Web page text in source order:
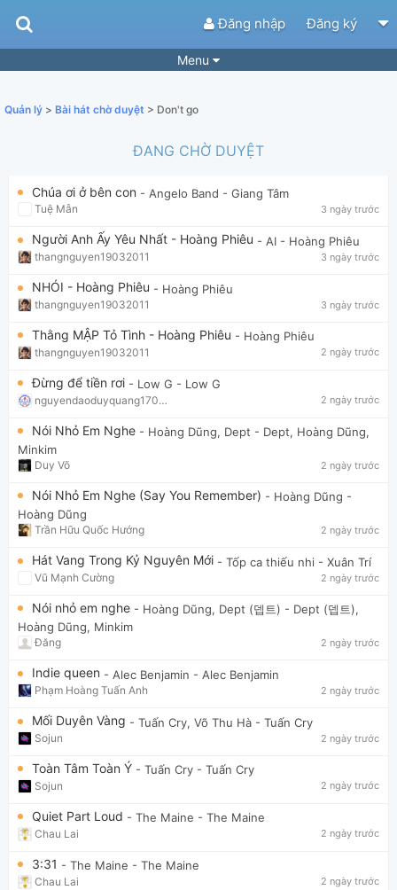
Đăng nhập Đăng ký
Menu
Tìm theo hợp âm Tải ứng dụng
Yêu cầu hợp âm
Khóa học
Tắt quảng cáo
Quản lý > Bài hát chờ duyệt > Don't go
ĐANG CHỜ DUYỆT
Chúa ơi ở bên con - Angelo Band - Giang Tâm
Tuệ Mẫn 3 ngày trước
Người Anh Ấy Yêu Nhất - Hoàng Phiêu - AI - Hoàng Phiêu
thangnguyen19032011 3 ngày trước
NHÓI - Hoàng Phiêu - Hoàng Phiêu
thangnguyen19032011 3 ngày trước
Thằng MẬP Tỏ Tình - Hoàng Phiêu - Hoàng Phiêu
thangnguyen19032011 2 ngày trước
Đừng để tiền rơi - Low G - Low G
nguyendaoduyquang17021 2 ngày trước
Nói Nhỏ Em Nghe - Hoàng Dũng, Dept - Dept, Hoàng Dũng,
Minkim
Duy Võ 2 ngày trước
Nói Nhỏ Em Nghe (Say You Remember) - Hoàng Dũng -
Hoàng Dũng
Trần Hữu Quốc Hướng 2 ngày trước
Hát Vang Trong Kỷ Nguyên Mới - Tốp ca thiếu nhi - Xuân Trí
Vũ Mạnh Cường 2 ngày trước
Nói nhỏ em nghe - Hoàng Dũng, Dept (뎁트) - Dept (뎁트),
Hoàng Dũng, Minkim
Đăng 2 ngày trước
Indie queen - Alec Benjamin - Alec Benjamin
Phạm Hoàng Tuấn Anh 2 ngày trước
Mối Duyên Vàng - Tuấn Cry, Võ Thu Hà - Tuấn Cry
Sojun 2 ngày trước
Toàn Tâm Toàn Ý - Tuấn Cry - Tuấn Cry
Sojun 2 ngày trước
Quiet Part Loud - The Maine - The Maine
Chau Lai 2 ngày trước
3:31 - The Maine - The Maine
Chau Lai 2 ngày trước